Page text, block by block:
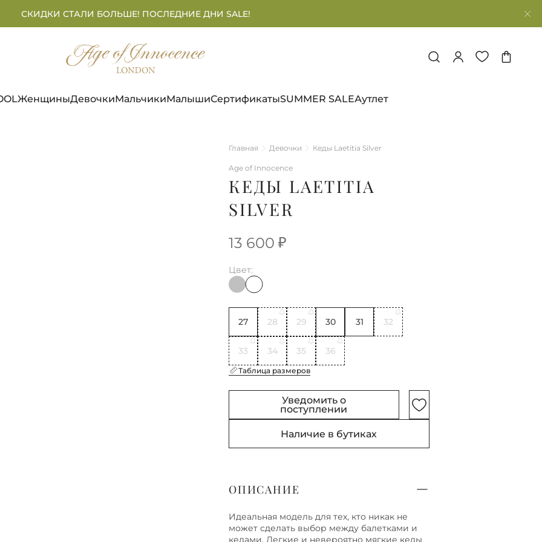
СКИДКИ СТАЛИ БОЛЬШЕ! ПОСЛЕДНИЕ ДНИ SALE!
ЖенщиныДевочкиМальчикиМалышиСертификатыSUMMER SALEАутлет
Главная Девочки Кеды Laetitia Silver
Age of Innocence
КЕДЫ LAETITIA
SILVER
13 600
Цвет:
27 28 29 30 31 32
33 34 35 36
Таблица размеров
Уведомить о
поступлении
Наличие в бутиках
ОПИСАНИЕ
Идеальная модель для тех, кто никак не
может сделать выбор между балетками и
кедами. Легкие и невероятно мягкие кеды